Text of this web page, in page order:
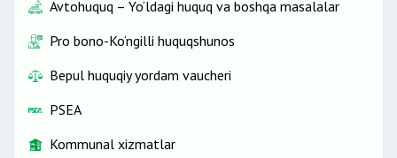
Avtohuquq – Yo‘ldagi huquq va boshqa masalalar
Pro bono-Ko‘ngilli huquqshunos
Bepul huquqiy yordam vaucheri
PSEA
Kommunal xizmatlar